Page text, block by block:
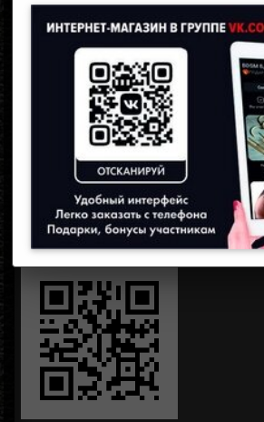
Личный кабинет
Запомнить меня
Забыли пароль?
Зарегистрироваться